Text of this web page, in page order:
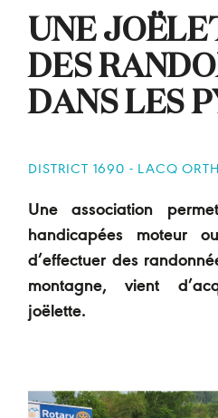
UNE
DES
DANS LES
DISTRICT 1690 - LACQ
Une association
handicapées moteur
d’effectuer des
montagne, vient
joëlette.